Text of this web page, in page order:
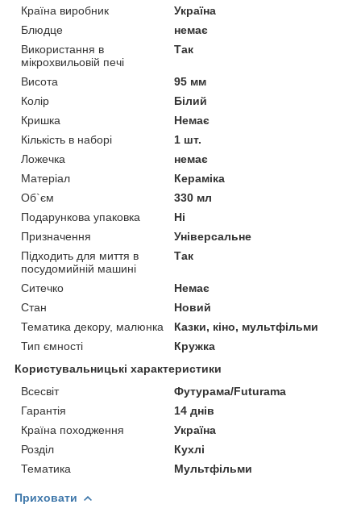
Країна виробник
Україна
Блюдце
немає
Використання в
мікрохвильовій печі
Так
Висота
95 мм
Колір
Білий
Кришка
Немає
Кількість в наборі
1 шт.
Ложечка
немає
Матеріал
Кераміка
Об`єм
330 мл
Подарункова упаковка
Ні
Призначення
Універсальне
Підходить для миття в
посудомийній машині
Так
Ситечко
Немає
Стан
Новий
Тематика декору, малюнка
Казки, кіно, мультфільми
Тип ємності
Кружка
Користувальницькі характеристики
Всесвіт
Футурама/Futurama
Гарантія
14 днів
Країна походження
Україна
Розділ
Кухлі
Тематика
Мультфільми
Приховати